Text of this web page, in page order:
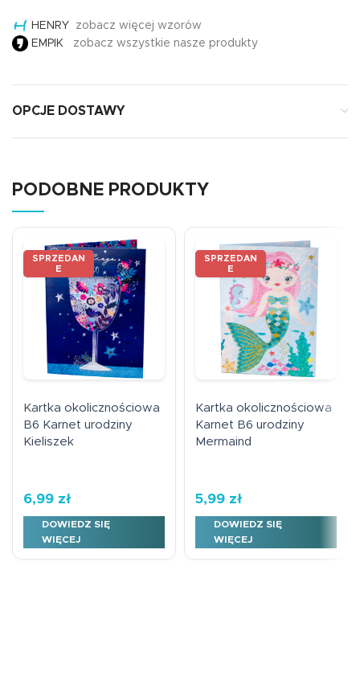
HENRY zobacz więcej wzorów
EMPIK zobacz wszystkie nasze produkty
OPCJE DOSTAWY
PODOBNE PRODUKTY
SPRZEDAN
E
Kartka okolicznościowa
B6 Karnet urodziny
Kieliszek
6,99 zł
DOWIEDZ SIĘ
WIĘCEJ
SPRZEDAN
E
Kartka okolicznościowa
Karnet B6 urodziny
Mermaind
5,99 zł
DOWIEDZ SIĘ
WIĘCEJ